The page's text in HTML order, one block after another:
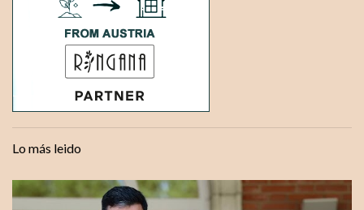
Lo más leido